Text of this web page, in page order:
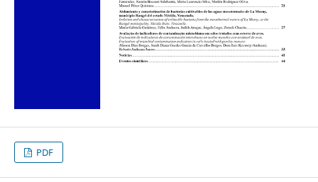
PDF